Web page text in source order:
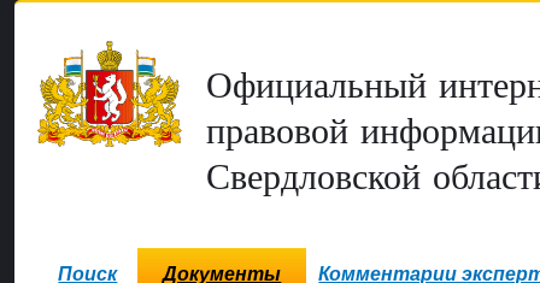
Официальный
правовой
Свердловской
Поиск Документы Комментарии